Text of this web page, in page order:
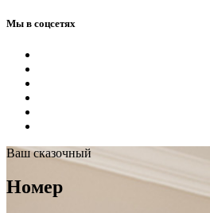
Мы в соцсетях
Ваш сказочный
Номер